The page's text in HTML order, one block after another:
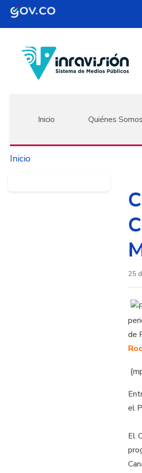
Pasar al contenido principal
Inicio Quiénes Somos
Inicio
25
de
el
El